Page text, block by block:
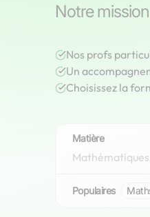
Notre
Nos profs
Un
Choisissez la
Matière
Populaires